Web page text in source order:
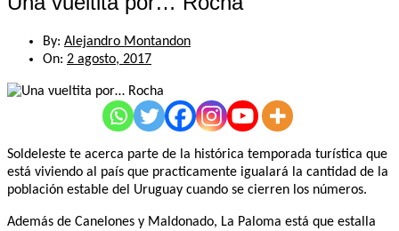
By: Alejandro Montandon
On: 2 agosto, 2017
Soldeleste te acerca parte de la histórica temporada turística que
está viviendo al país que practicamente igualará la cantidad de la
población estable del Uruguay cuando se cierren los números.
Además de Canelones y Maldonado, La Paloma está que estalla